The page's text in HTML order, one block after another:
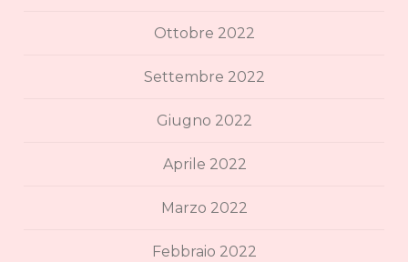
Ottobre 2022
Settembre 2022
Giugno 2022
Aprile 2022
Marzo 2022
Febbraio 2022